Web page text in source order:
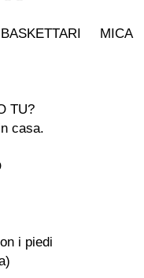
MICA
TU?
casa.
i piedi